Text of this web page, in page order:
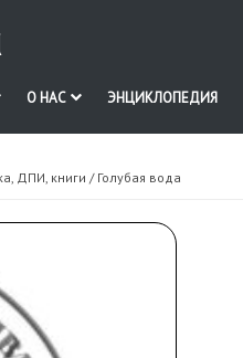
О НАС ЭНЦИКЛОПЕДИЯ
ДПИ, книги / Голубая вода